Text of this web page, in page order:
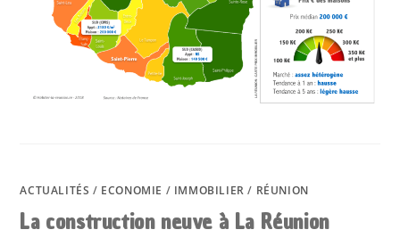
ACTUALITÉS / ECONOMIE / IMMOBILIER / RÉUNION
La construction neuve à La Réunion